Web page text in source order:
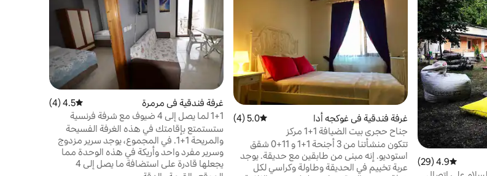
متوسط التقييم 4.9 من 5، 29 مراجعات
4.9 (29)
غرفة فندقية في غوكجه أدا متوسط التقييم 5.0 من 5، 4 مراجعات
5.0 (4)
جناح حجري بيت الضيافة 1+1 مركز
تتكون منشأتنا من 3 أجنحة 1+1 و 11+0 شقق
استوديو. إنه مبنى من طابقين مع حديقة. يوجد
عربة تخييم في الحديقة وطاولة وكراسي لكل
غرفة فندقية في مرمرة متوسط التقييم 4.5 من 5، 4 مراجعات
4.5 (4)
1+1 لما يصل إلى 4 ضيوف مع شرفة فرنسية
ستستمتع بإقامتك في هذه الغرفة الفسيحة
والمريحة 1+1. في المجموع، يوجد سرير مزدوج
وسرير مفرد واحد وأريكة في هذه الوحدة مما
يجعلها قادرة على استضافة ما يصل إلى 4